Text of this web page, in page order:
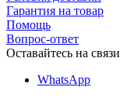
Гарантия на товар
Помощь
Вопрос-ответ
Оставайтесь на связи
WhatsApp